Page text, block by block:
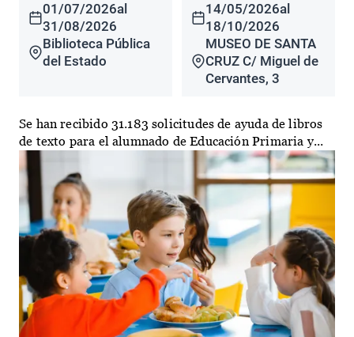
01/07/2026al
31/08/2026
Biblioteca Pública
del Estado
14/05/2026al
18/10/2026
MUSEO DE SANTA
CRUZ C/ Miguel de
Cervantes, 3
Se han recibido 31.183 solicitudes de ayuda de libros
de texto para el alumnado de Educación Primaria y...